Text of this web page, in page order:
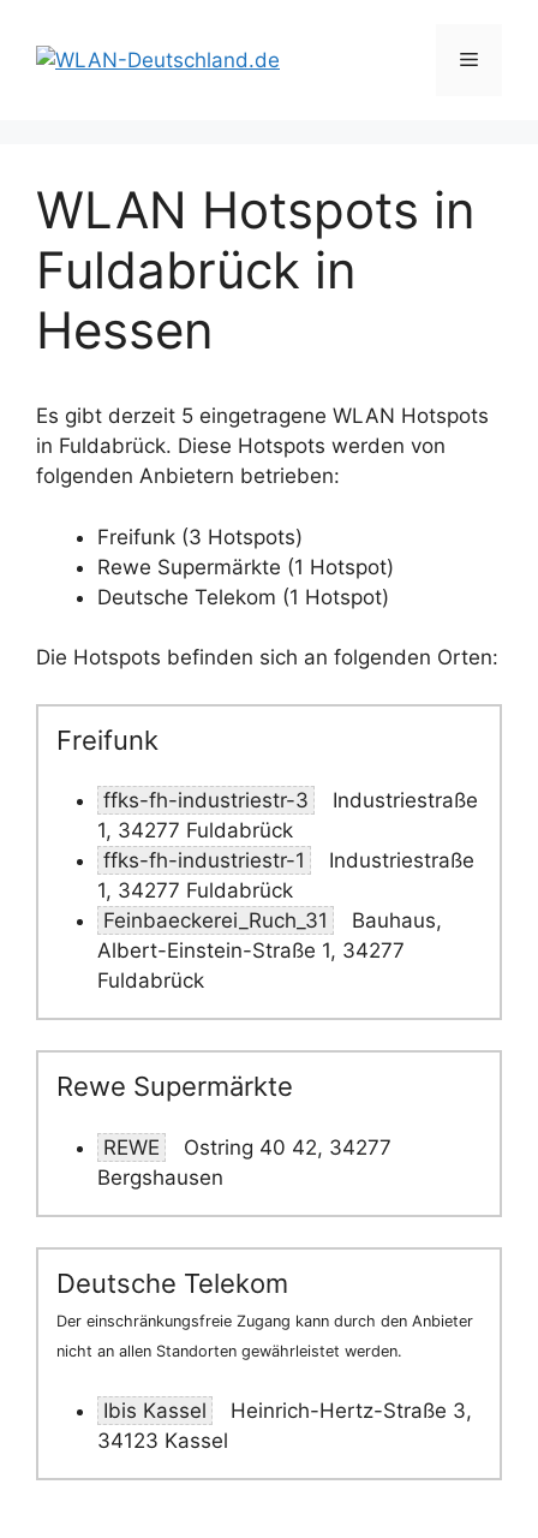
Inhalt
springen
Menü
WLAN Hotspots in
Fuldabrück in
Hessen
Es gibt derzeit 5 eingetragene WLAN Hotspots
in Fuldabrück. Diese Hotspots werden von
folgenden Anbietern betrieben:
Freifunk (3 Hotspots)
Rewe Supermärkte (1 Hotspot)
Deutsche Telekom (1 Hotspot)
Die Hotspots befinden sich an folgenden Orten:
Freifunk
ffks-fh-industriestr-3
Industriestraße
1, 34277 Fuldabrück
ffks-fh-industriestr-1
Industriestraße
1, 34277 Fuldabrück
Feinbaeckerei_Ruch_31
Bauhaus,
Albert-Einstein-Straße 1, 34277
Fuldabrück
Rewe Supermärkte
REWE
Ostring 40 42, 34277
Bergshausen
Deutsche Telekom
Der einschränkungsfreie Zugang kann durch den Anbieter
nicht an allen Standorten gewährleistet werden.
Ibis Kassel
Heinrich-Hertz-Straße 3,
34123 Kassel